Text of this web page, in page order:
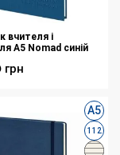
вчителя і
А5 Nomad синій
грн
А5
112